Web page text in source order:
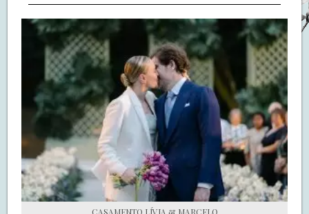
WILL YOU MARRY ME?
LUA DE MEL
COZINHA
DECORAÇÃO
DE NOIVA PRA NOIVA
S.O.S CASADAS
FALE COM O SAY I DO